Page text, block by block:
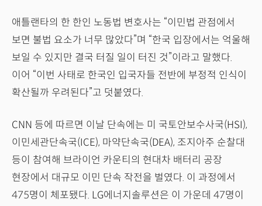
애틀랜타의 한 한인 노동법 변호사는 “이민법 관점에서
보면 불법 요소가 너무 많았다”며 “한국 입장에서는 억울해
보일 수 있지만 결국 터질 일이 터진 것”이라고 말했다.
이어 “이번 사태로 한국인 입국자들 전반에 부정적 인식이
확산될까 우려된다”고 덧붙였다.
CNN 등에 따르면 이날 단속에는 미 국토안보수사국(HSI),
이민세관단속국(ICE), 마약단속국(DEA), 조지아주 순찰대
등이 참여해 브라이언 카운티의 현대차 배터리 공장
현장에서 대규모 이민 단속 작전을 벌였다. 이 과정에서
475명이 체포됐다. LG에너지솔루션은 이 가운데 47명이